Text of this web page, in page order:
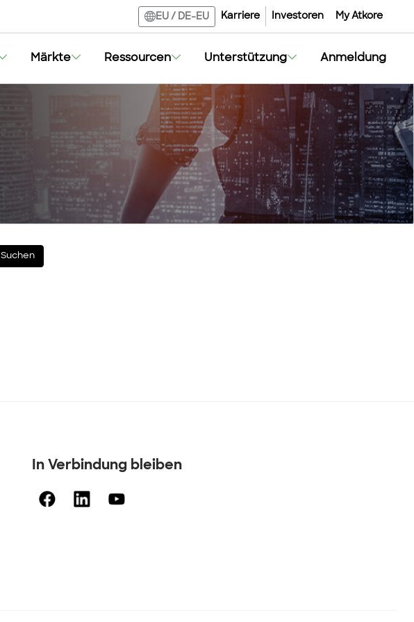
EU / DE-EU Karriere Investoren My Atkore
Märkte Ressourcen Unterstützung Anmeldung
Suchen
In Verbindung bleiben